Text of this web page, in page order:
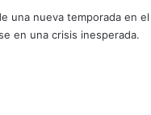
una nueva temporada en el
en una crisis inesperada.